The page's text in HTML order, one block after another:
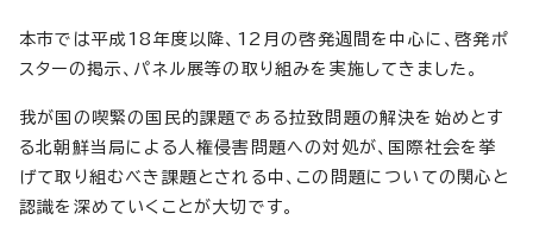
本市では平成18年度以降、12月の啓発週間を中心に、啓発ポ
スターの掲示、パネル展等の取り組みを実施してきました。
我が国の喫緊の国民的課題である拉致問題の解決を始めとす
る北朝鮮当局による人権侵害問題への対処が、国際社会を挙
げて取り組むべき課題とされる中、この問題についての関心と
認識を深めていくことが大切です。